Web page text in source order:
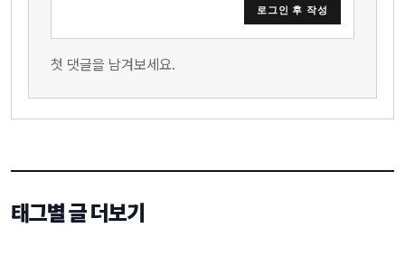
로그인 후 작성
첫 댓글을 남겨보세요.
태그별 글 더보기